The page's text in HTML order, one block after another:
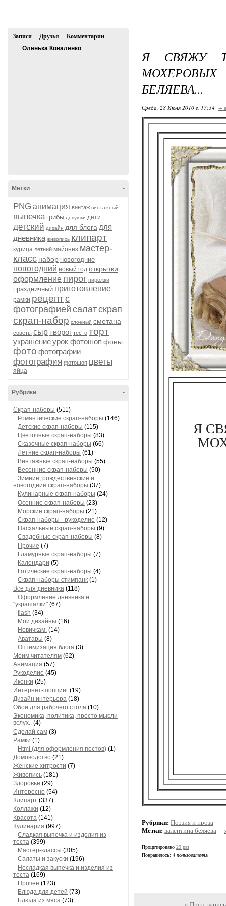
Записи Друзья
Комментарии
Оленька Коваленко
PNGанимация винтаж винтажный
выпечка грибы девушки дети
детский для блога для
дневника
живопись клипарт
курица летний майонез мастер-
класснабор новогодние
новогодний новый год открытки
оформлениепирог пирожки
праздничный приготовление
рамки рецептс
фотографией
салат скрап
скрап-набор слоеный сметана
советы сыртворог тесто торт
украшениеурок фотошоп
фото фотографии
фотография
Скрап-наборы(511)
Романтические скрап-наборы
Детские скрап-наборы(115)
Цветочные скрап-наборы (83)
Сказочные скрап-наборы (66)
Летние скрап-наборы(61)
Винтажные скрап-наборы(55)
Весенние скрап-наборы(50)
Зимние, рождественские и
новогодние скрап-наборы(37)
Кулинарные скрап-наборы(24)
Осенние скрап-наборы (23)
Морские скрап-наборы(21)
Скрап-наборы - рукоделие (12)
Пасхальные скрап-наборы(9)
Свадебные скрап-наборы
Прочие(7)
Гламурные скрап-наборы
Календари (5)
Готические скрап-наборы(4)
Скрап-наборы стимпанк
Все для дневника(118)
Оформление дневника и
"украшалки"
flash (34)
Мои дизайны(16)
Новичкам.(14)
Аватары(8)
Оптимизация блога
Моим читателям
Анимация(57)
Рукоделие(45)
Иконки(25)
Интернет-шоппинг (19)
Дизайн интерьера(18)
Обои для рабочего стола(10)
Экономика, политика, просто мысли
вслух..(4)
Сделай сам
Рамки (1)
Html (для оформления постов)
Домоводство(21)
Женские хитрости
Живопись (181)
Здоровье(29)
Интересно(54)
Клипарт(337)
Коллажи (12)
Красота(141)
Кулинария(997)
Сладкая выпечка и изделия из
теста(399)
Мастер-классы(305)
Салаты и закуски(196)
Несладкая выпечка и изделия из
теста(169)
Прочее(123)
Блюда для детей(73)
Я СВЯЖУ
БЕЛЯЕВА...
Среда, 28 Июля 2010 г. 17:34 +
Я
Рубрики: Поэзия и проза
Метки: валентина беляева
Процитировано 29 раз
Понравилось: 4 пользователям